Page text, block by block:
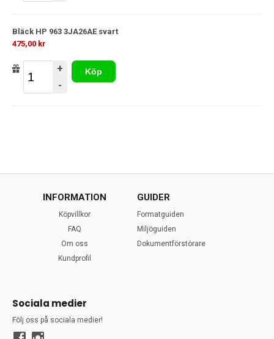
Bläck HP 963 3JA26AE svart
475,00 kr
+
-
Köp
INFORMATION
Köpvillkor
FAQ
Om oss
Kundprofil
GUIDER
Formatguiden
Miljöguiden
Dokumentförstörare
Sociala medier
Följ oss på sociala medier!